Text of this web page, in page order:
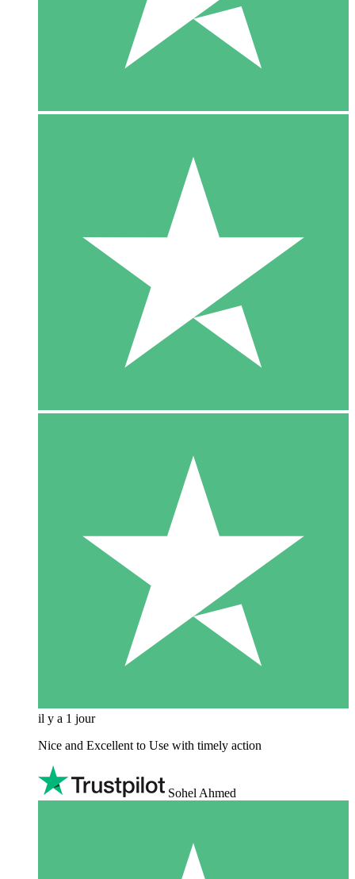
il y a 1 jour
Nice and Excellent to Use with timely action
Sohel Ahmed